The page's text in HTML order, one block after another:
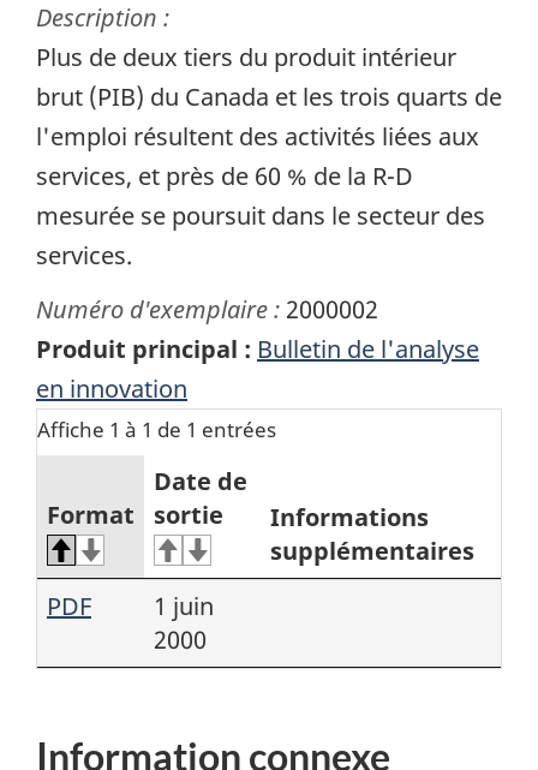
Description :
Plus de deux tiers du produit intérieur
brut (PIB) du Canada et les trois quarts de
l'emploi résultent des activités liées aux
services, et près de 60 % de la R-D
mesurée se poursuit dans le secteur des
services.
Numéro d'exemplaire : 2000002
Produit principal : Bulletin de l'analyse
en innovation
Affiche 1 à 1 de 1 entrées
Format
Date de
sortie
Informations
supplémentaires
PDF
1 juin
2000
Information connexe